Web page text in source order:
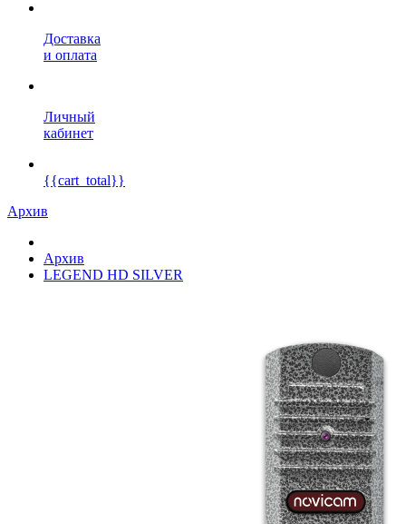
Доставка
и оплата
Личный
кабинет
{{cart_total}}
Архив
Архив
LEGEND HD SILVER